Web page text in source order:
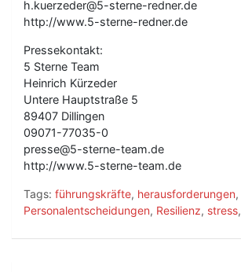
h.kuerzeder@5-sterne-redner.de
http://www.5-sterne-redner.de
Pressekontakt:
5 Sterne Team
Heinrich Kürzeder
Untere Hauptstraße 5
89407 Dillingen
09071-77035-0
presse@5-sterne-team.de
http://www.5-sterne-team.de
Tags: führungskräfte, herausforderungen,
Personalentscheidungen, Resilienz, stress,